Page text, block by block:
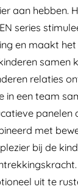
aan hebben.
series
en maakt
samen
relaties
in een team
panelen
met
bij de
uit te